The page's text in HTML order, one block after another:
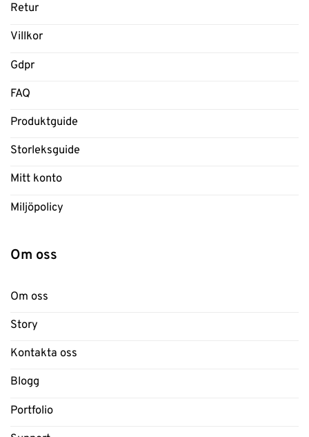
Retur
Villkor
Gdpr
FAQ
Produktguide
Storleksguide
Mitt konto
Miljöpolicy
Om oss
Om oss
Story
Kontakta oss
Blogg
Portfolio